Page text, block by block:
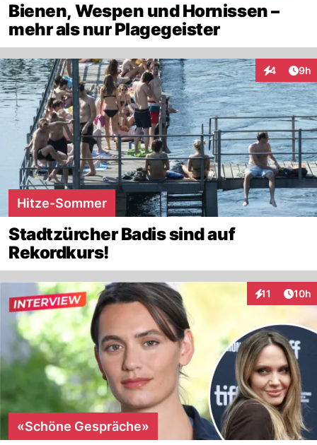
Bienen, Wespen und Hornissen –
mehr als nur Plagegeister
4 9h
Hitze-Sommer
Stadtzürcher Badis sind auf
Rekordkurs!
11
Interaktionen
10h
«Schöne Gespräche»